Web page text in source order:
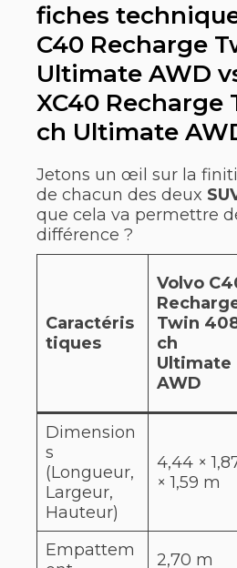
fiches
C40 Recharge
Ultimate AWD
XC40 Recharge
ch Ultimate
Jetons un œil sur la
de chacun des deux
que cela va permettre
différence ?
Caractéris
tiques
Volvo
Twin
ch
Ultimate
AWD
Dimension
s
(Longueur,
Largeur,
Hauteur)
4,44 ×
× 1,59 m
Empattem
2,70 m